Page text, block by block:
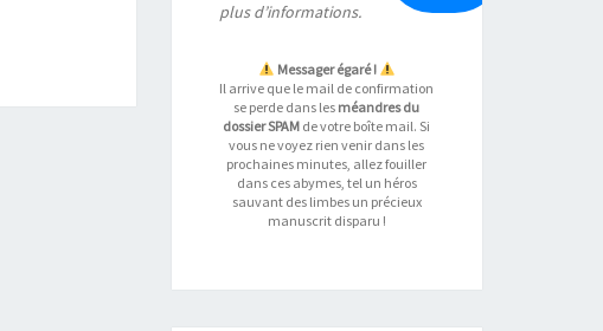
plus d’informations.
Messager égaré !
Il arrive que le mail de confirmation
se perde dans les méandres du
dossier SPAM de votre boîte mail. Si
vous ne voyez rien venir dans les
prochaines minutes, allez fouiller
dans ces abymes, tel un héros
sauvant des limbes un précieux
manuscrit disparu !